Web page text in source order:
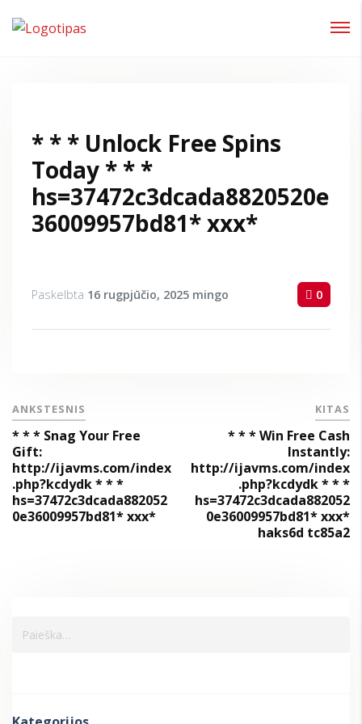
* * * Unlock Free Spins
Today * * *
hs=37472c3dcada8820520e
36009957bd81* ххх*
Paskelbta 16 rugpjūčio, 2025 mingo 0
ANKSTESNIS
* * * Snag Your Free
Gift:
http://ijavms.com/index
.php?kcdydk * * *
hs=37472c3dcada882052
0e36009957bd81* ххх*
KITAS
* * * Win Free Cash
Instantly:
http://ijavms.com/index
.php?kcdydk * * *
hs=37472c3dcada882052
0e36009957bd81* ххх*
haks6d tc85a2